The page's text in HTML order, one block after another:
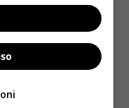
ai suoi continui
di capelli)....